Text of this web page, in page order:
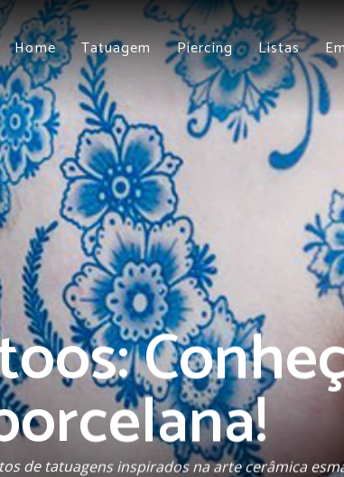
Home Tatuagem Piercing Listas
de tatuagens inspirados na arte cerâmica